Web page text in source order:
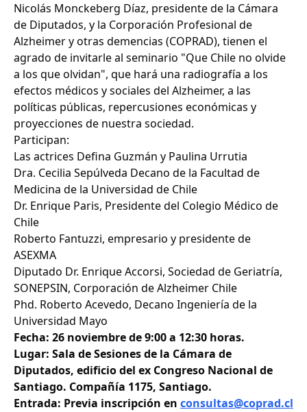
Nicolás Monckeberg Díaz, presidente de la Cámara
de Diputados, y la Corporación Profesional de
Alzheimer y otras demencias (COPRAD), tienen el
agrado de invitarle al seminario "Que Chile no olvide
a los que olvidan", que hará una radiografía a los
efectos médicos y sociales del Alzheimer, a las
políticas públicas, repercusiones económicas y
proyecciones de nuestra sociedad.
Participan:
Las actrices Defina Guzmán y Paulina Urrutia
Dra. Cecilia Sepúlveda Decano de la Facultad de
Medicina de la Universidad de Chile
Dr. Enrique Paris, Presidente del Colegio Médico de
Chile
Roberto Fantuzzi, empresario y presidente de
ASEXMA
Diputado Dr. Enrique Accorsi, Sociedad de Geriatría,
SONEPSIN, Corporación de Alzheimer Chile
Phd. Roberto Acevedo, Decano Ingeniería de la
Universidad Mayo
Fecha: 26 noviembre de 9:00 a 12:30 horas.
Lugar: Sala de Sesiones de la Cámara de
Diputados, edificio del ex Congreso Nacional de
Santiago. Compañía 1175, Santiago.
Entrada: Previa inscripción en consultas@coprad.cl